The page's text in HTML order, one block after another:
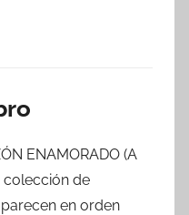
ENAMORADO (A
colección de
en orden